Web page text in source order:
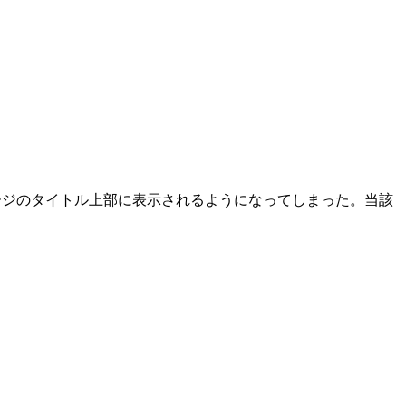
のタイトル上部に表示されるようになってしまった。当該